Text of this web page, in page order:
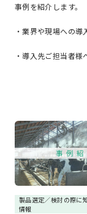
事例を紹介します。
・業界や現場への導
・導入先ご担当者様
製品選定／検討の際に
情報